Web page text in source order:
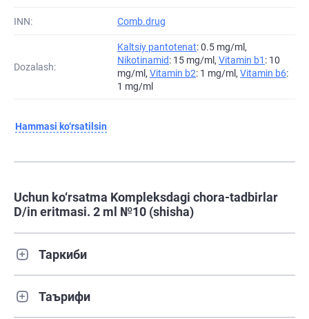
INN: Comb.drug
Dozalash:
Kaltsiy pantotenat: 0.5 mg/ml,
Nikotinamid: 15 mg/ml, Vitamin b1 : 10
mg/ml, Vitamin b2: 1 mg/ml, Vitamin b6:
1 mg/ml
Hammasi ko‘rsatilsin
Uchun ko‘rsatma Kompleksdagi chora-tadbirlar
D/in eritmasi. 2 ml №10 (shisha)
Таркиби
Таърифи